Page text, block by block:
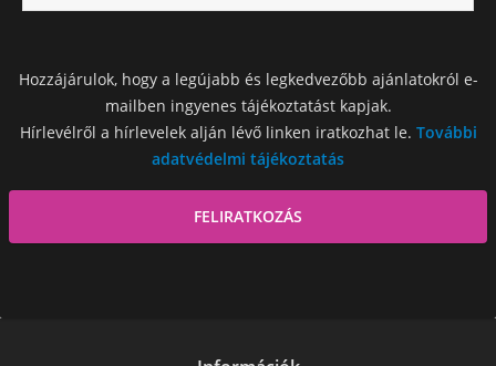
Hozzájárulok, hogy a legújabb és legkedvezőbb ajánlatokról e-
mailben ingyenes tájékoztatást kapjak.
Hírlevélről a hírlevelek alján lévő linken iratkozhat le. További
adatvédelmi tájékoztatás